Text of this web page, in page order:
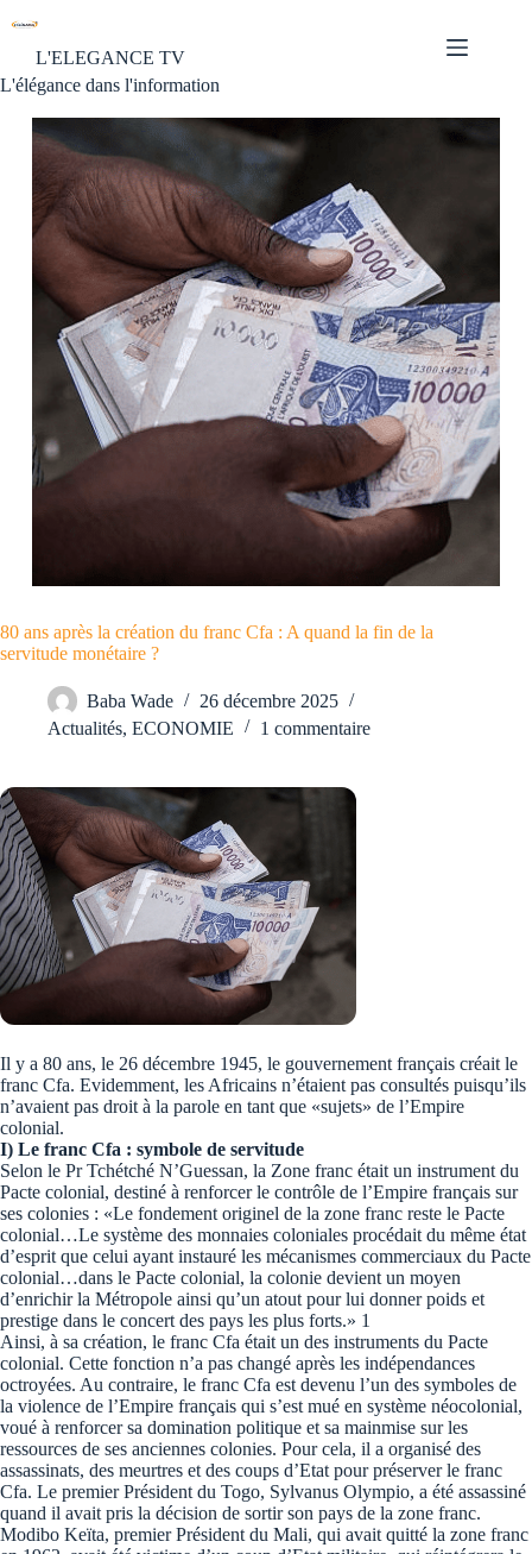
L'ELEGANCE TV
L'élégance dans l'information
80 ans après la création du franc Cfa : A quand la fin de la
servitude monétaire ?
Baba Wade
26 décembre 2025
Actualités, ECONOMIE 1 commentaire
Il y a 80 ans, le 26 décembre 1945, le gouvernement français créait le
franc Cfa. Evidemment, les Africains n’étaient pas consultés puisqu’ils
n’avaient pas droit à la parole en tant que «sujets» de l’Empire
colonial.
I) Le franc Cfa : symbole de servitude
Selon le Pr Tchétché N’Guessan, la Zone franc était un instrument du
Pacte colonial, destiné à renforcer le contrôle de l’Empire français sur
ses colonies : «Le fondement originel de la zone franc reste le Pacte
colonial…Le système des monnaies coloniales procédait du même état
d’esprit que celui ayant instauré les mécanismes commerciaux du Pacte
colonial…dans le Pacte colonial, la colonie devient un moyen
d’enrichir la Métropole ainsi qu’un atout pour lui donner poids et
prestige dans le concert des pays les plus forts.» 1
Ainsi, à sa création, le franc Cfa était un des instruments du Pacte
colonial. Cette fonction n’a pas changé après les indépendances
octroyées. Au contraire, le franc Cfa est devenu l’un des symboles de
la violence de l’Empire français qui s’est mué en système néocolonial,
voué à renforcer sa domination politique et sa mainmise sur les
ressources de ses anciennes colonies. Pour cela, il a organisé des
assassinats, des meurtres et des coups d’Etat pour préserver le franc
Cfa. Le premier Président du Togo, Sylvanus Olympio, a été assassiné
quand il avait pris la décision de sortir son pays de la zone franc.
Modibo Keïta, premier Président du Mali, qui avait quitté la zone franc